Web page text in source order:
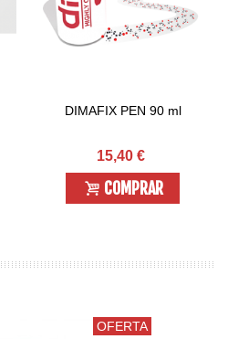
DIMAFIX PEN 90 ml
15,40 €
COMPRAR
OFERTA